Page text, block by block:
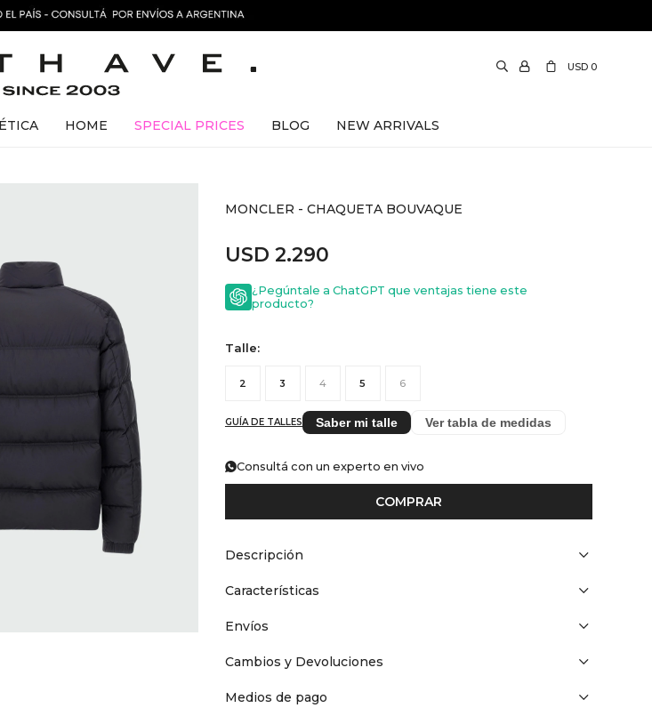
HOME SPECIAL PRICES BLOG NEW ARRIVALS
USD 0
MONCLER - CHAQUETA BOUVAQUE
USD 2.290
¿Pegúntale a ChatGPT que ventajas tiene este
producto?
Talle:
2 3 4 5 6
GUÍA DE TALLES Saber mi talle Ver tabla de medidas
Consultá con un experto en vivo
COMPRAR
Descripción
Características
Envíos
Cambios y Devoluciones
Medios de pago